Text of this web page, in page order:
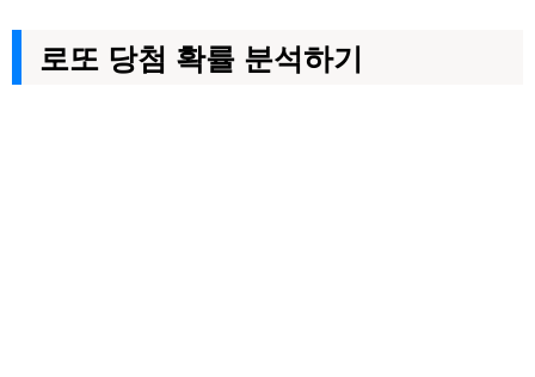
로또 당첨 확률 분석하기